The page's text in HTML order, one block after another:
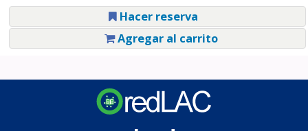
Hacer reserva
Agregar al carrito